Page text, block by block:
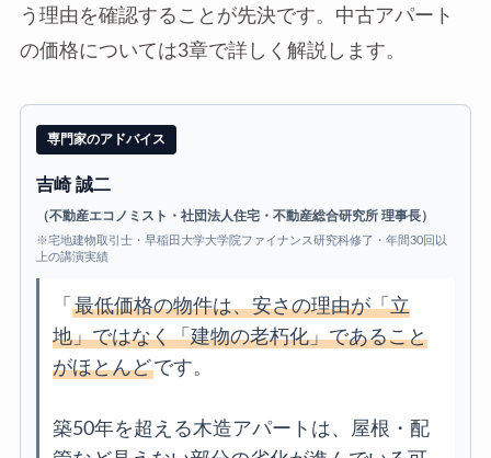
う理由を確認することが先決です。中古アパート
の価格については3章で詳しく解説します。
専門家のアドバイス
吉崎 誠二
（不動産エコノミスト・社団法人住宅・不動産総合研究所 理事長）
※宅地建物取引士・早稲田大学大学院ファイナンス研究科修了・年間30回以
上の講演実績
「 最低価格の物件は、安さの理由が「立
地」ではなく「建物の老朽化」であること
がほとんどです。
築50年を超える木造アパートは、屋根・配